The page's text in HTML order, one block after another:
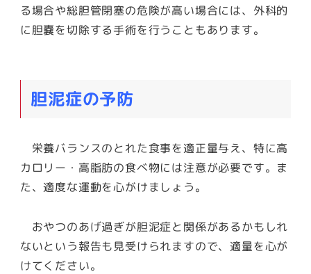
る場合や総胆管閉塞の危険が高い場合には、外科的
に胆嚢を切除する手術を行うこともあります。
胆泥症の予防
栄養バランスのとれた食事を適正量与え、特に高
カロリー・高脂肪の食べ物には注意が必要です。ま
た、適度な運動を心がけましょう。
おやつのあげ過ぎが胆泥症と関係があるかもしれ
ないという報告も見受けられますので、適量を心が
けてください。